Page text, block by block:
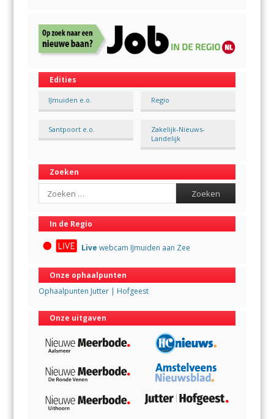
Edities
IJmuiden e.o. Regio
Santpoort e.o.
Zakelijk-Nieuws-
Landelijk
Zoeken
Search
In de Regio
Live webcam IJmuiden aan Zee
Onze ophaalpunten
Ophaalpunten Jutter | Hofgeest
Onze uitgaven